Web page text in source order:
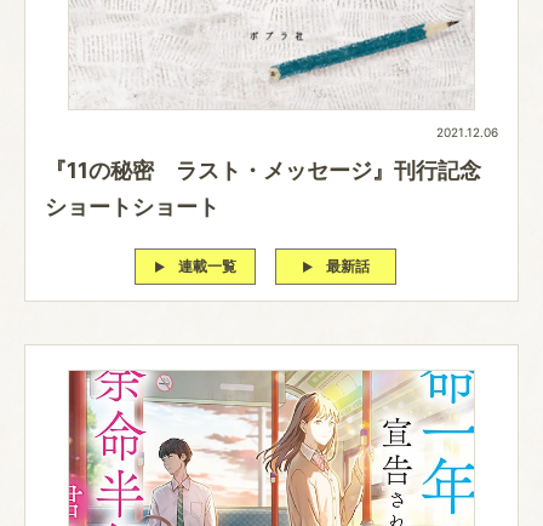
2021.12.06
『11の秘密 ラスト・メッセージ』刊行記念
ショートショート
連載一覧 最新話